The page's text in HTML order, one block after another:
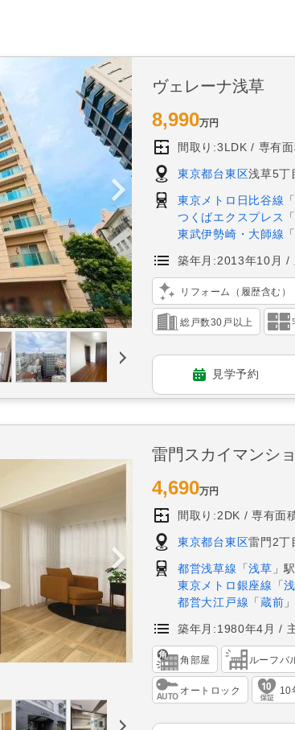
ヴェレーナ浅草
8,990万円
間取り:3LDK 専有
東京都台東区浅草5丁
東京メトロ日比谷線 「
つくばエクスプレス
東武伊勢崎・大師線
築年月:2013年10月
リフォーム（履歴含む）
総戸数30戸以上
見学予約
雷門スカイマンシ
4,690万円
間取り:2DK 専有面
東京都台東区雷門2丁
都営浅草線 「浅草 」
東京メトロ銀座線
「
都営大江戸線 「 蔵前
築年月:1980年4月
角部屋 ルーフバ
オートロック 10